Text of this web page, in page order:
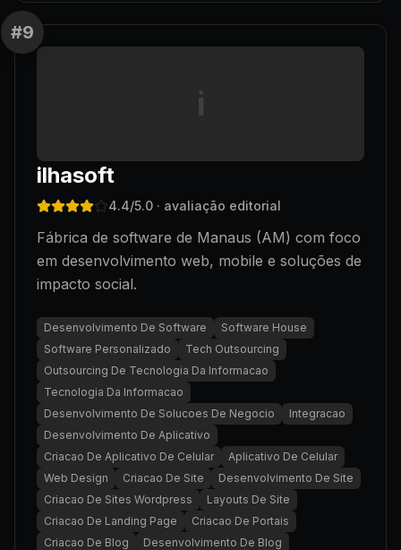
#9
i
ilhasoft
4.4/5.0 · avaliação editorial
Fábrica de software de Manaus (AM) com foco
em desenvolvimento web, mobile e soluções de
impacto social.
Desenvolvimento De Software
Software House
Software Personalizado
Tech Outsourcing
Outsourcing De Tecnologia Da Informacao
Tecnologia Da Informacao
Desenvolvimento De Solucoes De Negocio
Integracao
Desenvolvimento De Aplicativo
Criacao De Aplicativo De Celular
Aplicativo De Celular
Web Design
Criacao De Site
Desenvolvimento De Site
Criacao De Sites Wordpress
Layouts De Site
Criacao De Landing Page
Criacao De Portais
Criacao De Blog
Desenvolvimento De Blog